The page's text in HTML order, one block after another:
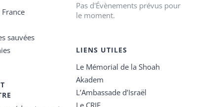
France
sauvées
Pas d'Évènements prévus pour
le moment.
LIENS UTILES
Le Mémorial de la Shoah
Akadem
L’Ambassade d’Israël